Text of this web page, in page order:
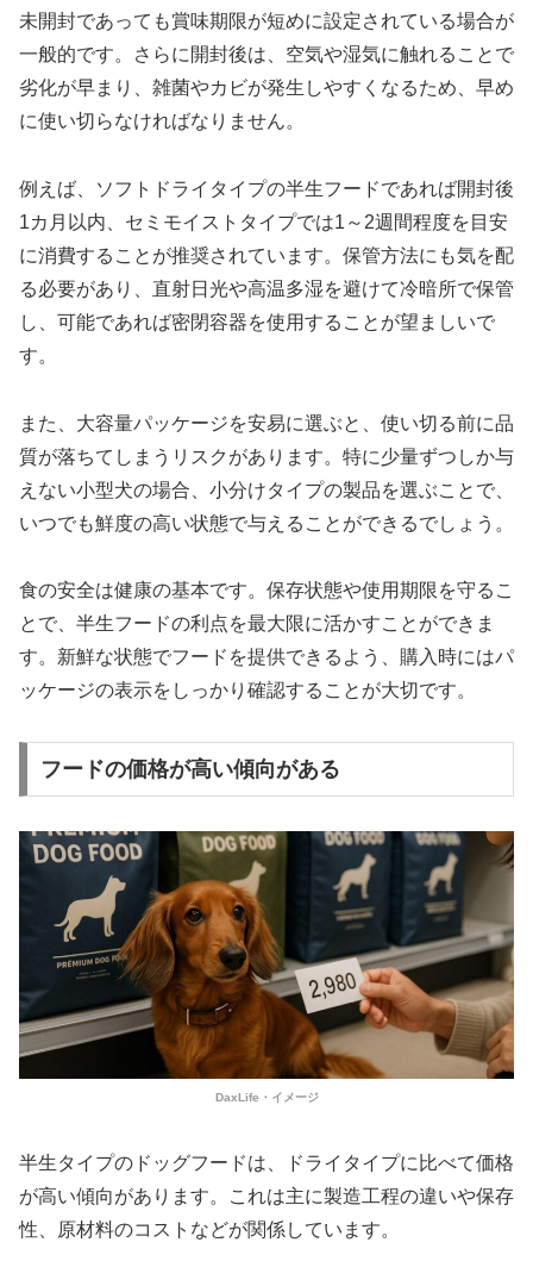
未開封であっても賞味期限が短めに設定されている場合が
一般的です。さらに開封後は、空気や湿気に触れることで
劣化が早まり、雑菌やカビが発生しやすくなるため、早め
に使い切らなければなりません。
例えば、ソフトドライタイプの半生フードであれば開封後
1カ月以内、セミモイストタイプでは1～2週間程度を目安
に消費することが推奨されています。保管方法にも気を配
る必要があり、直射日光や高温多湿を避けて冷暗所で保管
し、可能であれば密閉容器を使用することが望ましいで
す。
また、大容量パッケージを安易に選ぶと、使い切る前に品
質が落ちてしまうリスクがあります。特に少量ずつしか与
えない小型犬の場合、小分けタイプの製品を選ぶことで、
いつでも鮮度の高い状態で与えることができるでしょう。
食の安全は健康の基本です。保存状態や使用期限を守るこ
とで、半生フードの利点を最大限に活かすことができま
す。新鮮な状態でフードを提供できるよう、購入時にはパ
ッケージの表示をしっかり確認することが大切です。
フードの価格が高い傾向がある
DaxLife・イメージ
半生タイプのドッグフードは、ドライタイプに比べて価格
が高い傾向があります。これは主に製造工程の違いや保存
性、原材料のコストなどが関係しています。